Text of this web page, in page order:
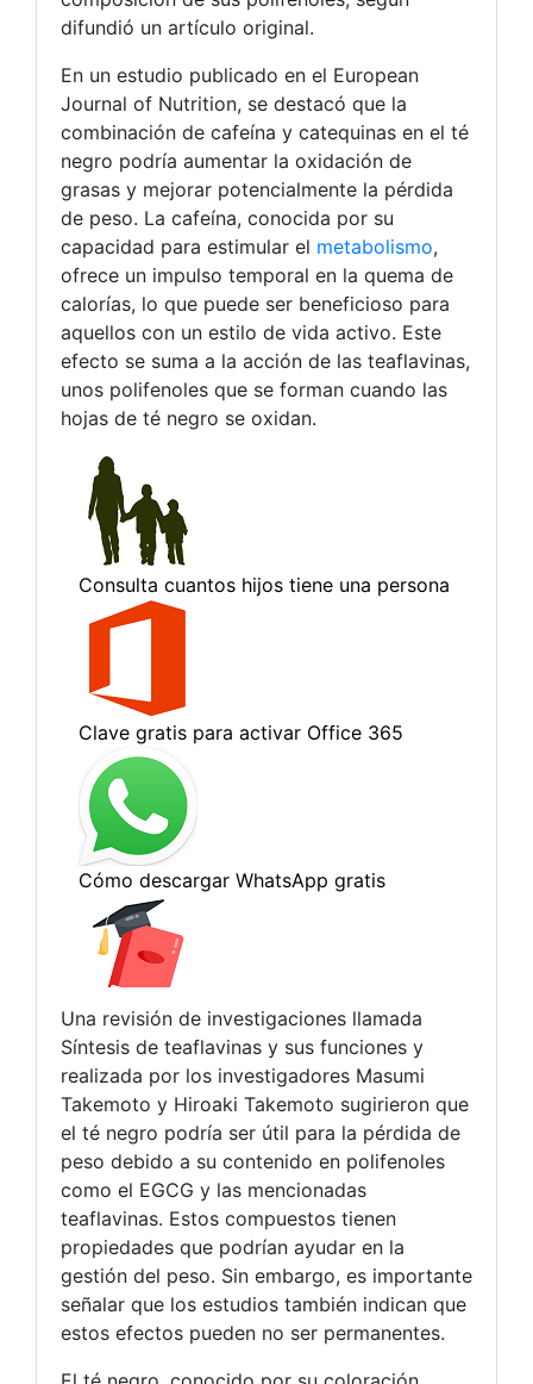
difundió un artículo original.
En un estudio publicado en el European
Journal of Nutrition, se destacó que la
combinación de cafeína y catequinas en el té
negro podría aumentar la oxidación de
grasas y mejorar potencialmente la pérdida
de peso. La cafeína, conocida por su
capacidad para estimular el metabolismo,
ofrece un impulso temporal en la quema de
calorías, lo que puede ser beneficioso para
aquellos con un estilo de vida activo. Este
efecto se suma a la acción de las teaflavinas,
unos polifenoles que se forman cuando las
hojas de té negro se oxidan.
Una revisión de investigaciones llamada
Síntesis de teaflavinas y sus funciones y
realizada por los investigadores Masumi
Takemoto y Hiroaki Takemoto sugirieron que
el té negro podría ser útil para la pérdida de
peso debido a su contenido en polifenoles
como el EGCG y las mencionadas
teaflavinas. Estos compuestos tienen
propiedades que podrían ayudar en la
gestión del peso. Sin embargo, es importante
señalar que los estudios también indican que
estos efectos pueden no ser permanentes.